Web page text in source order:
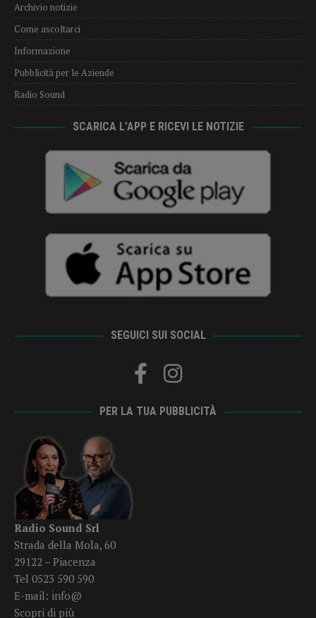
Archivio notizie
Come ascoltarci
Informazione
Pubblicità per le Aziende
Radio Sound
SCARICA L’APP E RICEVI LE NOTIZIE
SEGUICI SUI SOCIAL
PER LA TUA PUBBLICITÀ
Radio Sound Srl
Strada della Mola, 60
29122 – Piacenza
Tel 0523 590 590
E-mail: info@
Scopri di più